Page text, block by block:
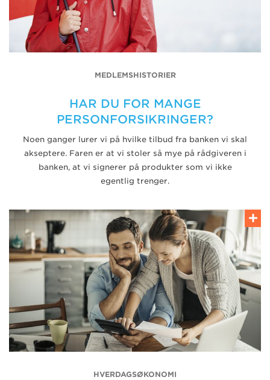
MEDLEMSHISTORIER
HAR DU FOR MANGE
PERSONFORSIKRINGER?
Noen ganger lurer vi på hvilke tilbud fra banken vi skal
akseptere. Faren er at vi stoler så mye på rådgiveren i
banken, at vi signerer på produkter som vi ikke
egentlig trenger.
HVERDAGSØKONOMI